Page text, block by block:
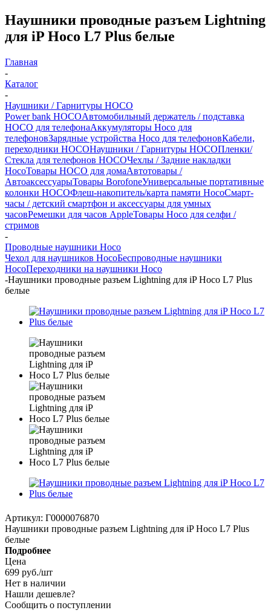
Наушники проводные разъем Lightning
для iP Hoco L7 Plus белые
Главная
-
Каталог
-
Наушники / Гарнитуры HOCO
Power bank HOCOАвтомобильный держатель / подставка
HOCO для телефонаАккумуляторы Hoco для
телефоновЗарядные устройства Hoco для телефоновКабели,
переходники HOCOНаушники / Гарнитуры HOCOПленки/
Стекла для телефонов HOCOЧехлы / Задние накладки
HocoТовары HOCO для домаАвтотовары /
АвтоаксессуарыТовары BorofoneУниверсальные портативные
колонки HOCOФлеш-накопитель/карта памяти HocoСмарт-
часы / детский смартфон и аксессуары для умных
часовРемешки для часов AppleТовары Hoco для селфи /
стримов
-
Проводные наушники Hoco
Чехол для наушников HocoБеспроводные наушники
HocoПереходники на наушники Hoco
-Наушники проводные разъем Lightning для iP Hoco L7 Plus
белые
Артикул: Г0000076870
Наушники проводные разъем Lightning для iP Hoco L7 Plus
белые
Подробнее
Цена
699 руб./шт
Нет в наличии
Нашли дешевле?
Сообщить о поступлении